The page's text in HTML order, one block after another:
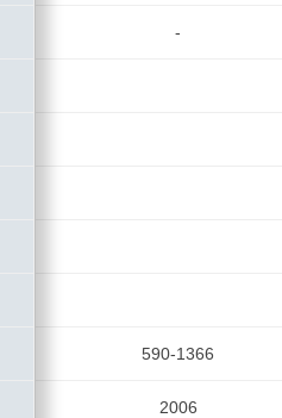
-
590-1366
2006